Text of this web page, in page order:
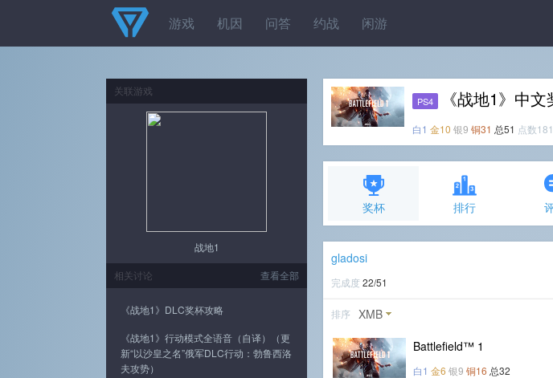
游戏 机因 问答 约战 闲游
PS4 《战地1》中
白1 金10 银9 铜31 总51 点数
奖杯 排行
gladosi
完成度 22/51
排序 XMB
Battlefield™ 1
白1 金6 银9 铜16 总32
关联游戏
战地1
查看全部
相关讨论
《战地1》DLC奖杯攻略
《战地1》行动模式全语音（自译）（更
新“以沙皇之名”俄军DLC行动：勃鲁西洛
夫攻势）